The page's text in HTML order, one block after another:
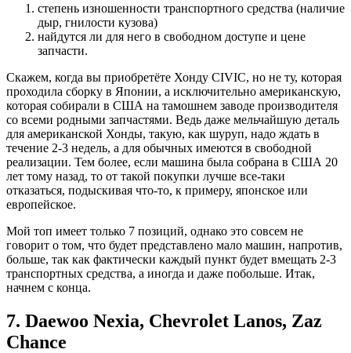
степень изношенности транспортного средства (наличие
дыр, гнилости кузова)
найдутся ли для него в свободном доступе и цене
запчасти.
Скажем, когда вы приобретёте Хонду CIVIC, но не ту, которая
проходила сборку в Японии, а исключительно американскую,
которая собирали в США на тамошнем заводе производителя
со всеми родными запчастями. Ведь даже мельчайшую деталь
для американской Хонды, такую, как шуруп, надо ждать в
течение 2-3 недель, а для обычных имеются в свободной
реализации. Тем более, если машина была собрана в США 20
лет тому назад, то от такой покупки лучше все-таки
отказаться, подыскивая что-то, к примеру, японское или
европейское.
Мой топ имеет только 7 позиций, однако это совсем не
говорит о том, что будет представлено мало машин, напротив,
больше, так как фактически каждый пункт будет вмещать 2-3
транспортных средства, а иногда и даже побольше. Итак,
начнем с конца.
7. Daewoo Nexia, Chevrolet Lanos, Zaz
Chance